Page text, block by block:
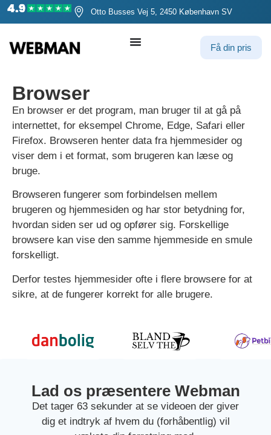
Otto Busses Vej 5, 2450 København SV
Få din pris
Browser
En browser er det program, man bruger til at gå på
internettet, for eksempel Chrome, Edge, Safari eller
Firefox. Browseren henter data fra hjemmesider og
viser dem i et format, som brugeren kan læse og
bruge.
Browseren fungerer som forbindelsen mellem
brugeren og hjemmesiden og har stor betydning for,
hvordan siden ser ud og opfører sig. Forskellige
browsere kan vise den samme hjemmeside en smule
forskelligt.
Derfor testes hjemmesider ofte i flere browsere for at
sikre, at de fungerer korrekt for alle brugere.
Lad os præsentere Webman
Det tager 63 sekunder at se videoen der giver
dig et indtryk af hvem du (forhåbentlig) vil